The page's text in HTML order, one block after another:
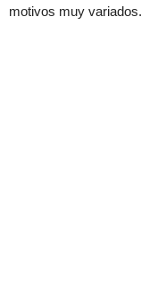
motivos muy variados.